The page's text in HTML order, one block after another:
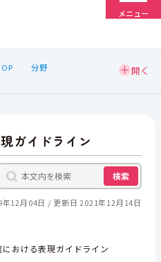
メニュー
分野
ガイドライン
検索
12月04日 更新日 2021年12月14日
おける表現ガイドライン